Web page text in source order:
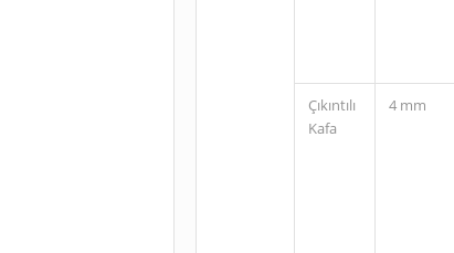
Çıkıntılı
Kafa
4 mm